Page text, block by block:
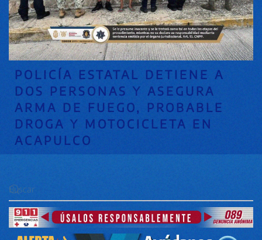
POLICÍA ESTATAL DETIENE A
DOS PERSONAS Y ASEGURA
ARMA DE FUEGO, PROBABLE
DROGA Y MOTOCICLETA EN
ACAPULCO